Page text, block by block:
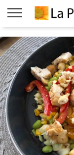
ACCUEIL
BEAUTÉ
MODE
ART
DE
VIVRE
À
PROPOS